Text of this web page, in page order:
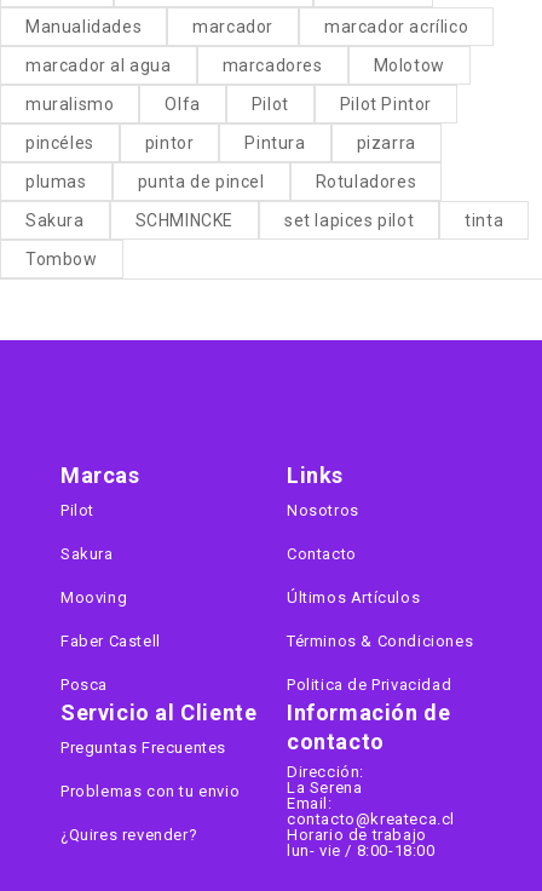
Manualidades
marcador
marcador acrílico
marcador al agua
marcadores
Molotow
muralismo
Olfa Pilot
Pilot Pintor
pincéles
pintor Pintura
pizarra
plumas
punta de pincel
Rotuladores
Sakura
SCHMINCKE set lapices pilot
tinta
Tombow
Información de
contacto
Dirección:
La Serena
Email:
contacto@kreateca.cl
Horario de trabajo
lun- vie / 8:00-18:00
Marcas
Pilot
Sakura
Mooving
Faber Castell
Posca
Links
Nosotros
Contacto
Últimos Artículos
Términos & Condiciones
Politica de Privacidad
Servicio al Cliente
Preguntas Frecuentes
Problemas con tu envio
¿Quires revender?